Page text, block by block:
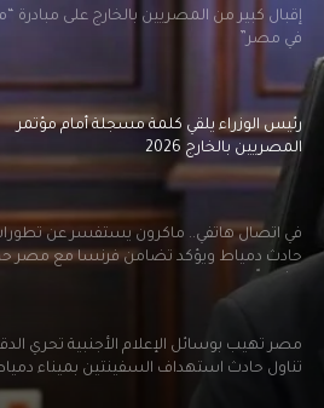
رئيس الوزراء يلقي كلمة مسجلة أمام مؤتمر
المصريين بالخارج 2026
في اتصال هاتفي.. ماكرون يستفسر عن
حادث دمياط ويؤكد تضامن فرنسا مع مصر
وشعباً
مصر تهيب بوسائل الإعلام الأجنبية تحري
تناول حادث استهداف السفينتين بميناء
الرئيس السيسي يجري اتصالًا هاتفيًا مع بيدرو
سانشيز رئيس وزراء مملكة إسبانيا